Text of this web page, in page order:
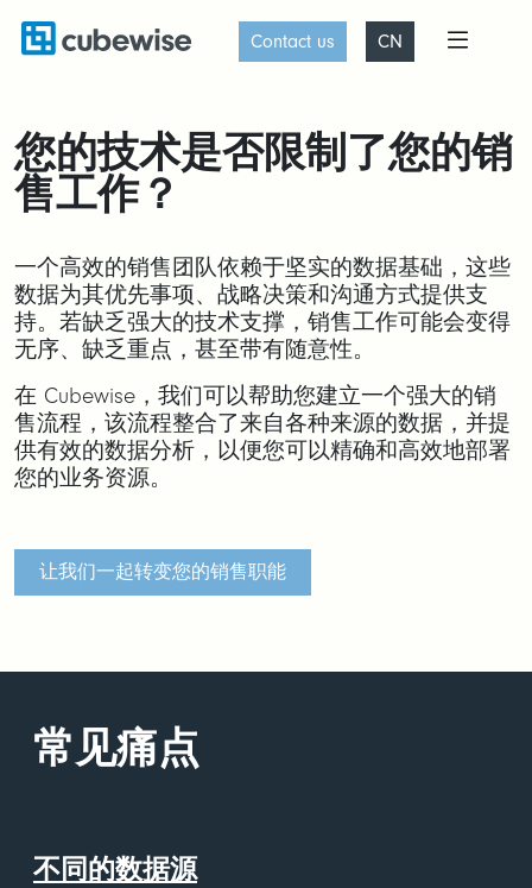
Contact us CN
您的技术是否限制了您的销
售工作？
一个高效的销售团队依赖于坚实的数据基础，这些
数据为其优先事项、战略决策和沟通方式提供支
持。若缺乏强大的技术支撑，销售工作可能会变得
无序、缺乏重点，甚至带有随意性。
在 Cubewise，我们可以帮助您建立一个强大的销
售流程，该流程整合了来自各种来源的数据，并提
供有效的数据分析，以便您可以精确和高效地部署
您的业务资源。
让我们一起转变您的销售职能
常见痛点
不同的数据源